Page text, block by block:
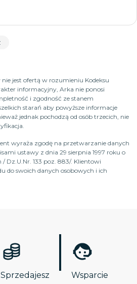
jest ofertą w rozumieniu Kodeksu
informacyjny, Arka nie ponosi
i zgodność ze stanem
starań aby powyższe informacje
jednak pochodzą od osób trzecich, nie
wyraża zgodę na przetwarzanie danych
ustawy z dnia 29 sierpnia 1997 roku o
Dz.U.Nr. 133 poz. 883/. Klientowi
do swoich danych osobowych i ich
Sprzedajesz
Wsparcie